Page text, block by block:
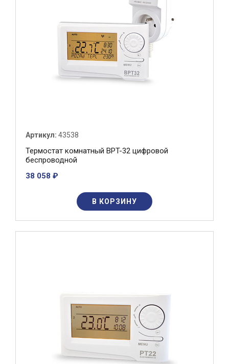
Артикул: 43538
Термостат комнатный BPT-32 цифровой
беспроводной
38 058 ₽
В КОРЗИНУ